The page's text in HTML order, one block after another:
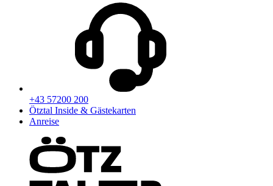
+43 57200 200
Ötztal Inside & Gästekarten
Anreise